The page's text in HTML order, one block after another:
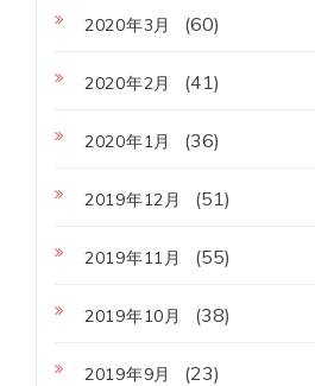
2020年3月 (60)
2020年2月 (41)
2020年1月 (36)
2019年12月 (51)
2019年11月 (55)
2019年10月 (38)
2019年9月 (23)